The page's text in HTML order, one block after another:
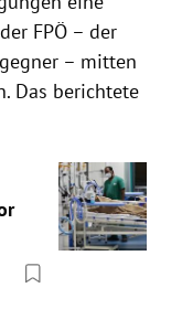
FPÖ – der
– mitten
Das berichtete